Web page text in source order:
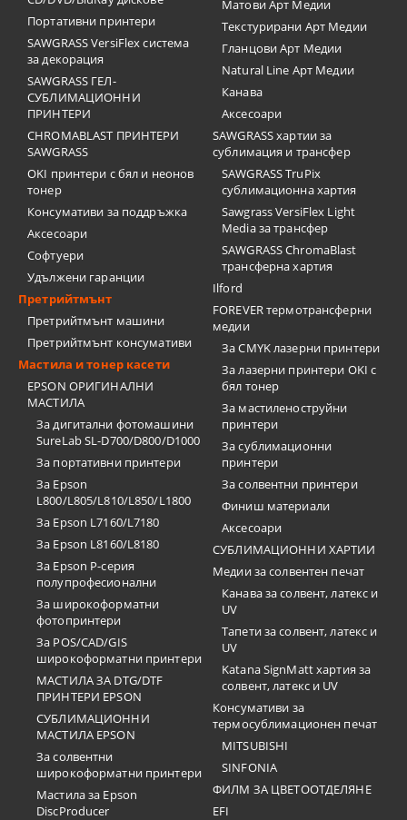
Портативни принтери
SAWGRASS VersiFlex система
за декорация
SAWGRASS ГЕЛ-
СУБЛИМАЦИОННИ
ПРИНТЕРИ
CHROMABLAST ПРИНТЕРИ
SAWGRASS
OKI принтери с бял и неонов
тонер
Консумативи за поддръжка
Аксесоари
Софтуери
Удължени гаранции
Претрийтмънт
Претрийтмънт машини
Претрийтмънт консумативи
Мастила и тонер касети
EPSON ОРИГИНАЛНИ
МАСТИЛА
За дигитални фотомашини
SureLab SL-D700/D800/D1000
За портативни принтери
За Epson
L800/L805/L810/L850/L1800
За Epson L7160/L7180
За Epson L8160/L8180
За Epson P-серия
полупрофесионални
За широкоформатни
фотопринтери
За POS/CAD/GIS
широкоформатни принтери
МАСТИЛА ЗА DTG/DTF
ПРИНТЕРИ EPSON
СУБЛИМАЦИОННИ
МАСТИЛА EPSON
За солвентни
широкоформатни принтери
Мастила за Epson
DiscProducer
Матови Арт Медии
Текстурирани Арт Медии
Гланцови Арт Медии
Natural Line Арт Медии
Канава
Аксесоари
SAWGRASS хартии за
сублимация и трансфер
SAWGRASS TruPix
сублимационна хартия
Sawgrass VersiFlex Light
Media за трансфер
SAWGRASS ChromaBlast
трансферна хартия
Ilford
FOREVER термотрансферни
медии
За CMYK лазерни принтери
За лазерни принтери OKI с
бял тонер
За мастиленоструйни
принтери
За сублимационни
принтери
За солвентни принтери
Финиш материали
Аксесоари
СУБЛИМАЦИОННИ ХАРТИИ
Медии за солвентен печат
Канава за солвент, латекс и
UV
Тапети за солвент, латекс и
UV
Katana SignMatt хартия за
солвент, латекс и UV
Консумативи за
термосублимационен печат
MITSUBISHI
SINFONIA
ФИЛМ ЗА ЦВЕТООТДЕЛЯНЕ
EFI